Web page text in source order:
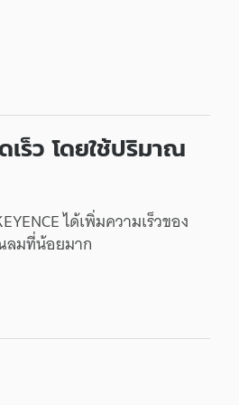
เร็ว โดยใช้ปริมาณ
ได้เพิ่มความเร็วของ
ลมที่น้อยมาก